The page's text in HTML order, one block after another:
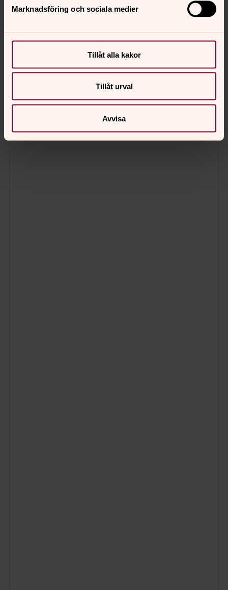
Marknadsföring och sociala medier
Tillåt alla kakor
Tillåt urval
Avvisa